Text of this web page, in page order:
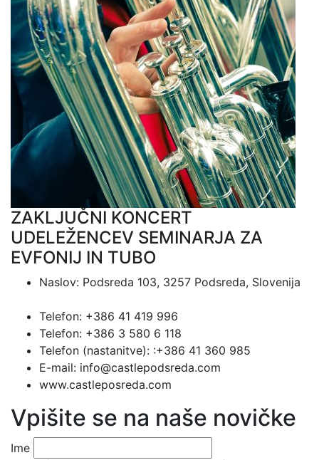
ZAKLJUČNI KONCERT
UDELEŽENCEV SEMINARJA ZA
EVFONIJ IN TUBO
Naslov: Podsreda 103, 3257 Podsreda, Slovenija
Telefon: +386 41 419 996
Telefon: +386 3 580 6 118
Telefon (nastanitve): :+386 41 360 985
E-mail: info@castlepodsreda.com
www.castleposreda.com
Vpišite se na naše novičke
Ime